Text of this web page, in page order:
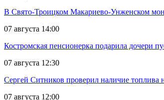
В Свято-Троицком Макариево-Унженском
07 августа 14:00
Костромская пенсионерка подарила дочери
07 августа 12:30
Сергей Ситников проверил наличие
07 августа 12:00